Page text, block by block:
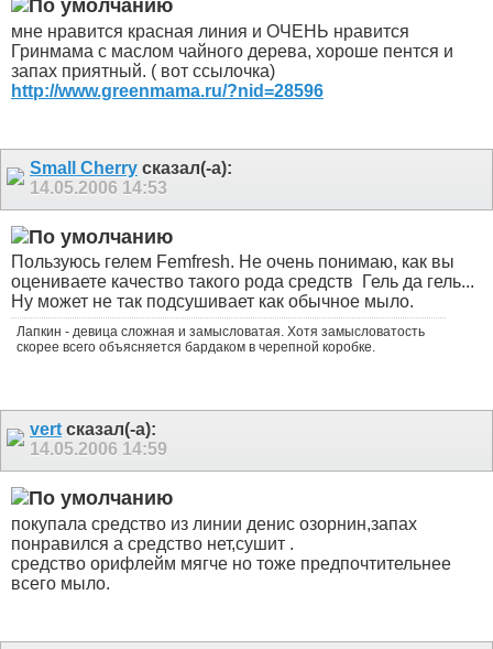
мне нравится красная линия и ОЧЕНЬ нравится
Гринмама с маслом чайного дерева, хороше пентся и
запах приятный. ( вот ссылочка)
http://www.greenmama.ru/?nid=28596
Small Cherry сказал(-а):
14.05.2006 14:53
Пользуюсь гелем Femfresh. Не очень понимаю, как вы
оцениваете качество такого рода средств
Гель да гель...
Ну может не так подсушивает как обычное мыло.
Лапкин - девица сложная и замысловатая. Хотя замысловатость
скорее всего объясняется бардаком в черепной коробке.
vert сказал(-а):
14.05.2006 14:59
покупала средство из линии денис озорнин,запах
понравился а средство нет,сушит .
средство орифлейм мягче но тоже предпочтительнее
всего мыло.